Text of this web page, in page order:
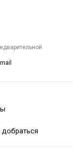
добраться